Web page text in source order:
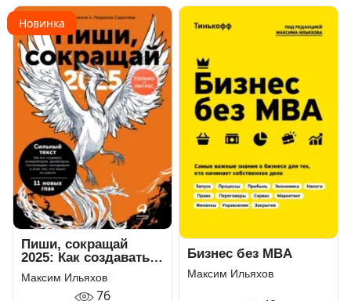
Новинка
Пиши, сокращай
2025: Как создавать
сильный текст
Максим Ильяхов
76
Бизнес без MBA
Максим Ильяхов